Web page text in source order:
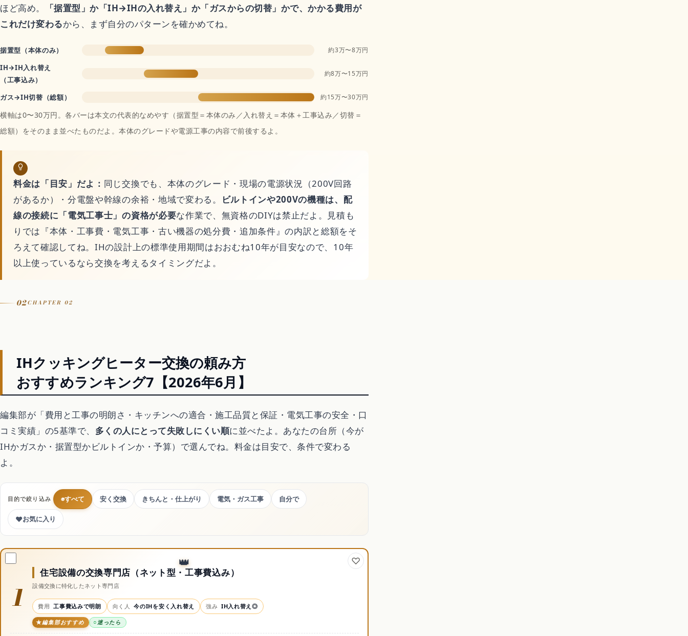
日焼け止め
ほど高め。
「据置型」か「IH→IHの入れ替え」か「ガスからの切替」かで、かかる費用が
これだけ変わるから、まず自分のパターンを確かめてね。
据置型（本体のみ） 約3万〜8万円
IH→IH入れ替え
（工事込み）
約8万〜15万円
ガス→IH切替（総額） 約15万〜30万円
横軸は0〜30万円。各バーは本文の代表的なめやす（据置型＝本体のみ／入れ替え＝本体＋工事込み／切替＝
総額）をそのまま並べたものだよ。本体のグレードや電源工事の内容で前後するよ。
料金は「目安」だよ： 同じ交換でも、本体のグレード・現場の電源状況（200V回路
があるか）・分電盤や幹線の余裕・地域で変わる。
ビルトインや200Vの機種は、配
線の接続に「電気工事士」の資格が必要な作業で、無資格のDIYは禁止だよ。見積も
りでは『本体・工事費・電気工事・古い機器の処分費・追加条件』の内訳と総額をそ
ろえて確認してね。IHの設計上の標準使用期間はおおむね10年が目安なので、10年
以上使っているなら交換を考えるタイミングだよ。
02CHAPTER 02
IHクッキングヒーター交換の頼み方
おすすめランキング7【2026年6月】
編集部が「費用と工事の明朗さ・キッチンへの適合・施工品質と保証・電気工事の安全・口
コミ実績」の5基準で、 多くの人にとって失敗しにくい順に並べたよ。あなたの台所（今が
IHかガスか・据置型かビルトインか・予算）で選んでね。料金は目安で、条件で変わる
よ。
目的で絞り込み ◉すべて 安く交換 きちんと・仕上がり 電気・ガス工事 自分で
♥お気に入り
1
住宅設備の交換専門店（ネット型・工事費込み）
設備交換に特化したネット専門店
費用 工事費込みで明朗 向く人 今のIHを安く入れ替え 強み IH入れ替え◎
編集部おすすめ 迷ったら